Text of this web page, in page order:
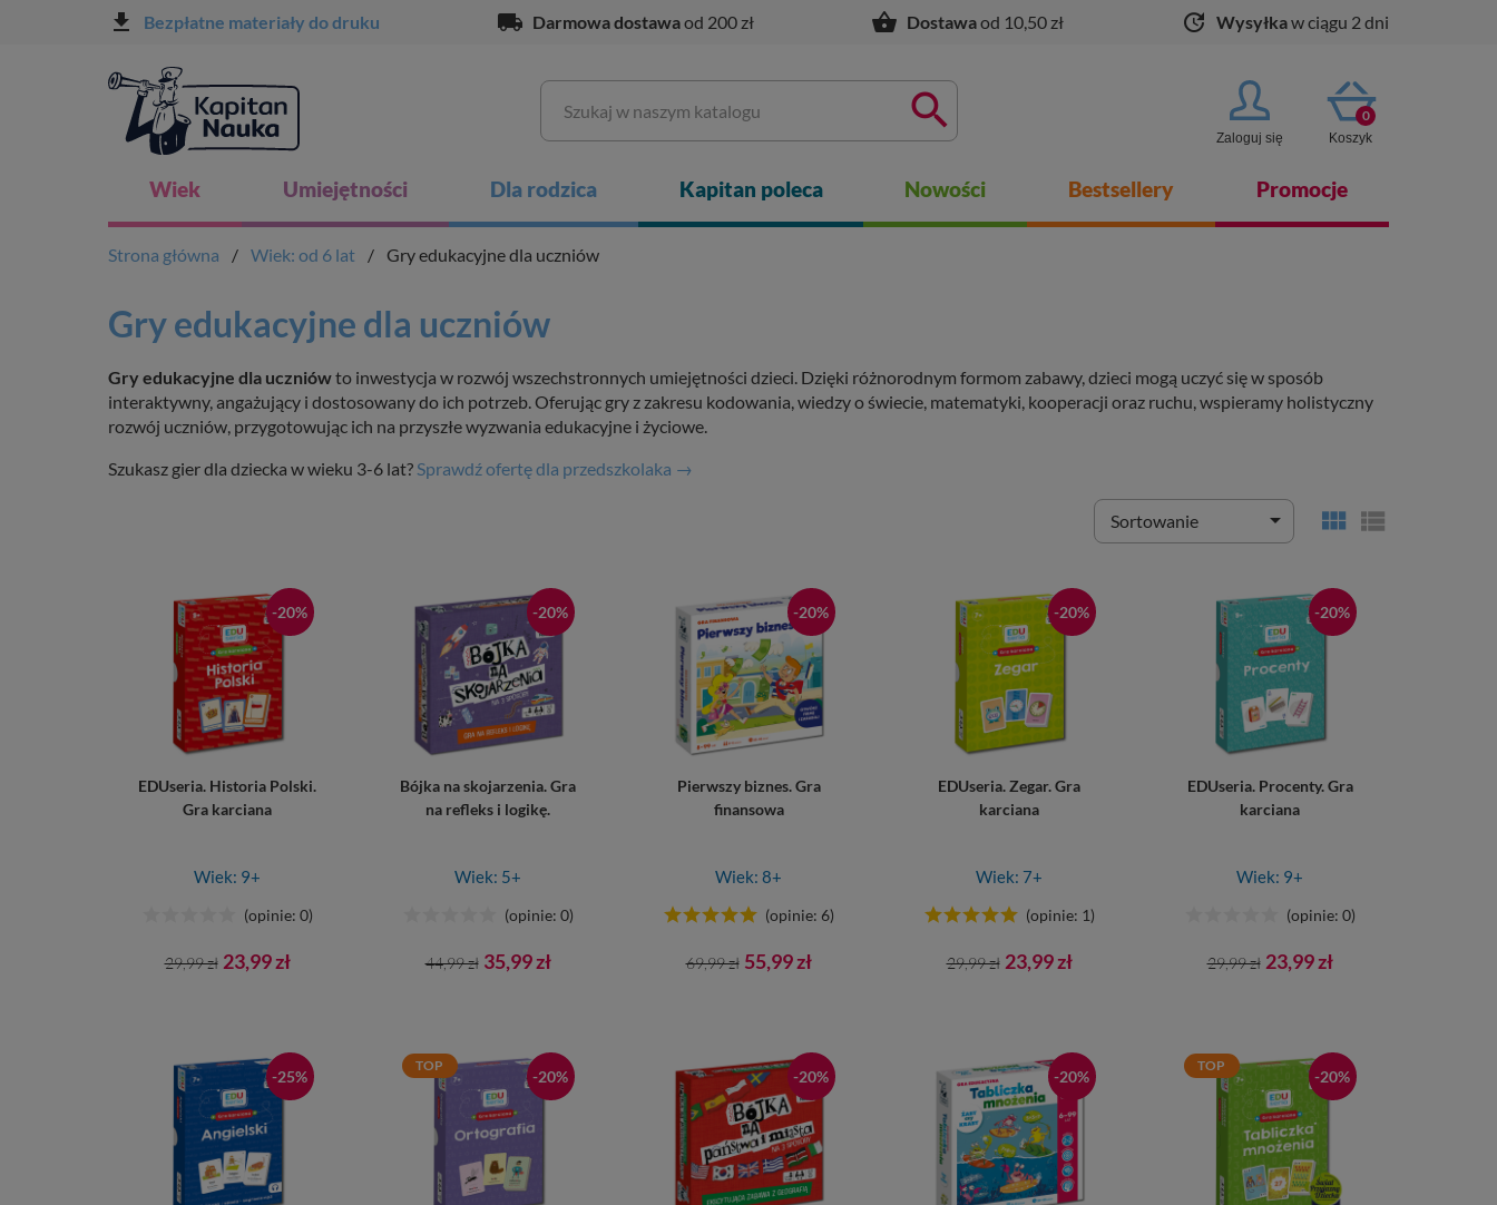
file_download Bezpłatne materiały do druku local_shipping Darmowa dostawaod 200 zł shopping_basket Dostawaod 10,50 zł update Wysyłkaw ciągu 2 dni

Zaloguj się
0
Koszyk
Wiek Umiejętności Dla rodzica Kapitan poleca Nowości Bestsellery Promocje
Strona główna Wiek: od 6 lat Gry edukacyjne dla uczniów
Gry edukacyjne dla uczniów
Gry edukacyjne dla uczniówto inwestycja w rozwój wszechstronnych umiejętności dzieci. Dzięki różnorodnym formom zabawy, dzieci mogą uczyć się w sposób
interaktywny, angażujący i dostosowany do ich potrzeb. Oferując gry z zakresu kodowania, wiedzy o świecie, matematyki, kooperacji oraz ruchu, wspieramy holistyczny
rozwój uczniów, przygotowując ich na przyszłe wyzwania edukacyjne i życiowe.
Szukasz gier dla dziecka w wieku 3-6 lat? Sprawdź ofertę dla przedszkolaka →
Sortowanie   
-20%
EDUseria. Historia Polski.
Gra karciana
Wiek: 9+
(opinie: 0)
Cena
29,99 zł Cena
23,99 zł
-20%
Bójka na skojarzenia. Gra
na refleks i logikę.
Wiek: 5+
(opinie: 0)
Cena
44,99 zł Cena
35,99 zł
-20%
Pierwszy biznes. Gra
finansowa
Wiek: 8+
(opinie: 6)
Cena
69,99 zł Cena
55,99 zł
-20%
EDUseria. Zegar. Gra
karciana
Wiek: 7+
(opinie: 1)
Cena
29,99 zł Cena
23,99 zł
-20%
EDUseria. Procenty. Gra
karciana
Wiek: 9+
(opinie: 0)
Cena
29,99 zł Cena
23,99 zł
-25%
TOP
-20% -20% -20%
TOP
-20%